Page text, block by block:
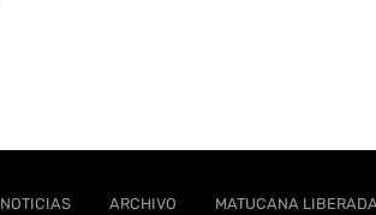
NOTICIAS ARCHIVO MATUCANA